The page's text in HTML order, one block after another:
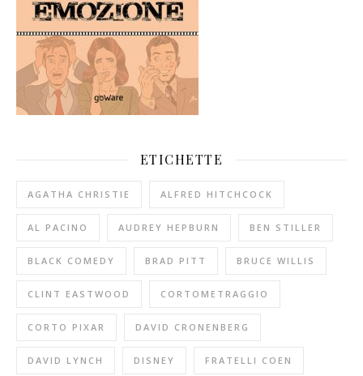
ETICHETTE
AGATHA CHRISTIE ALFRED HITCHCOCK
AL PACINO AUDREY HEPBURN BEN STILLER
BLACK COMEDY BRAD PITT BRUCE WILLIS
CLINT EASTWOOD CORTOMETRAGGIO
CORTO PIXAR DAVID CRONENBERG
DAVID LYNCH DISNEY FRATELLI COEN